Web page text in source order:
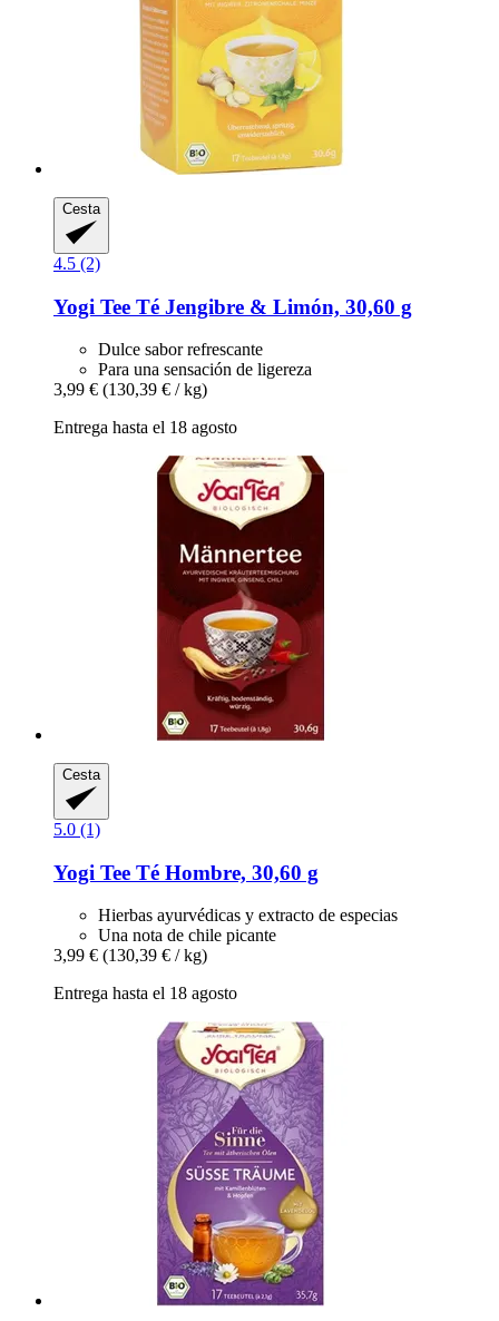
Cesta
4.5 (2)
Yogi Tee Té Jengibre & Limón, 30,60 g
Dulce sabor refrescante
Para una sensación de ligereza
3,99 € (130,39 € / kg)
Entrega hasta el 18 agosto
Cesta
5.0 (1)
Yogi Tee Té Hombre, 30,60 g
Hierbas ayurvédicas y extracto de especias
Una nota de chile picante
3,99 € (130,39 € / kg)
Entrega hasta el 18 agosto